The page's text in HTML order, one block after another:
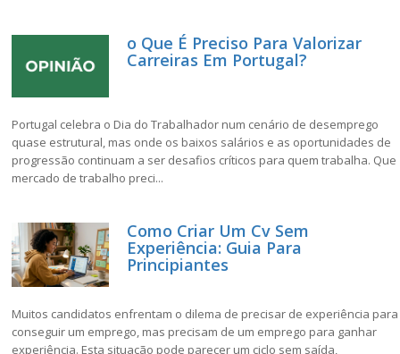
o Que É Preciso Para Valorizar
Carreiras Em Portugal?
Portugal celebra o Dia do Trabalhador num cenário de desemprego
quase estrutural, mas onde os baixos salários e as oportunidades de
progressão continuam a ser desafios críticos para quem trabalha. Que
mercado de trabalho preci...
Como Criar Um Cv Sem
Experiência: Guia Para
Principiantes
Muitos candidatos enfrentam o dilema de precisar de experiência para
conseguir um emprego, mas precisam de um emprego para ganhar
experiência. Esta situação pode parecer um ciclo sem saída,